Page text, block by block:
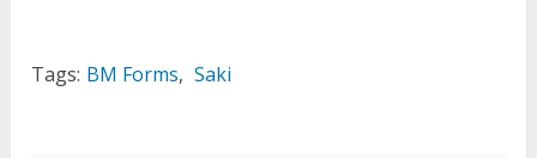
Tags: BM Forms, Saki